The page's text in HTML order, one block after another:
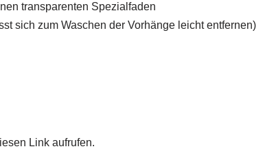
transparenten Spezialfaden
sich zum Waschen der Vorhänge leicht entfernen)
Link aufrufen.